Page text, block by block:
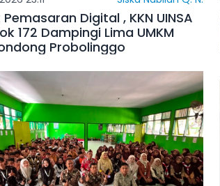
23:11 Siska Nabilah Q. N.
Digital , KKN UINSA
172 Dampingi Lima UMKM
Probolinggo